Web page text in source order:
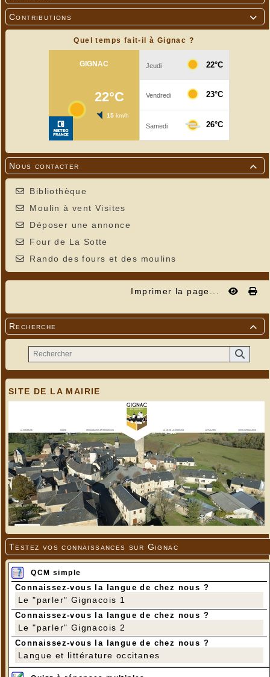

Contributions
Quel temps fait-il à Gignac ?

Nous contacter
Bibliothèque
Moulin à vent Visites
Déposer une annonce
Four de La Sotte
Rando des fours et des moulins
Imprimer la page...

Recherche
SITE DE LA MAIRIE
Testez vos connaissances sur Gignac
QCM simple
Connaissez-vous la langue de chez nous ?
Le "parler" Gignacois 1
Connaissez-vous la langue de chez nous ?
Le "parler" Gignacois 2
Connaissez-vous la langue de chez nous ?
Langue et littérature occitanes